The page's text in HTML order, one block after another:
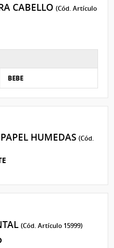
CABELLO(Cód. Artículo
3
BEBE
HUMEDAS(Cód.
(Cód. Artículo 15999)